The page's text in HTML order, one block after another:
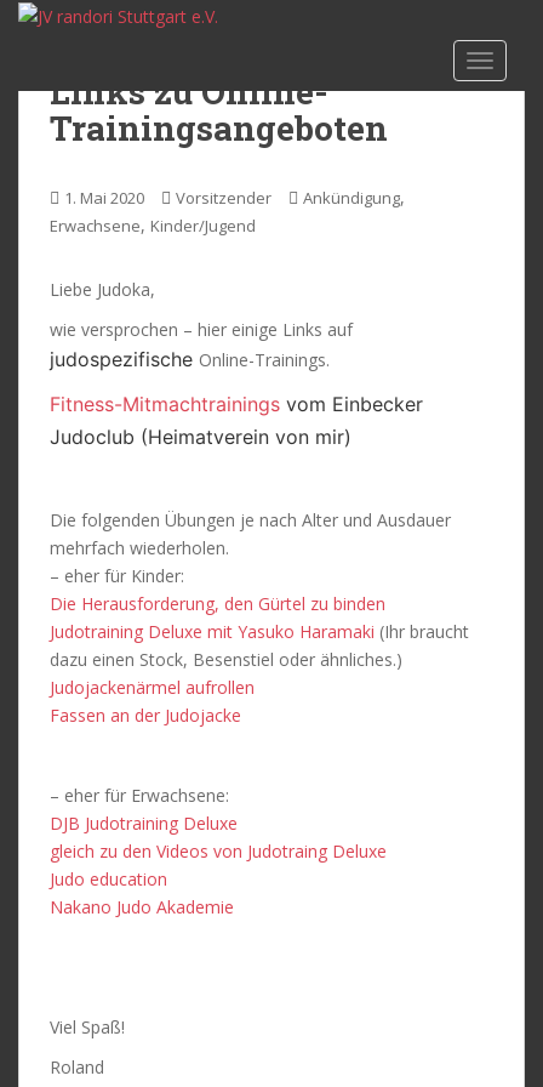
Links zu Online-
Trainingsangeboten
1. Mai 2020 Vorsitzender Ankündigung,
Erwachsene, Kinder/Jugend
Liebe Judoka,
wie versprochen – hier einige Links auf
judospezifische Online-Trainings.
Fitness-Mitmachtrainings vom Einbecker
Judoclub (Heimatverein von mir)
Die folgenden Übungen je nach Alter und Ausdauer
mehrfach wiederholen.
– eher für Kinder:
Die Herausforderung, den Gürtel zu binden
Judotraining Deluxe mit Yasuko Haramaki (Ihr braucht
dazu einen Stock, Besenstiel oder ähnliches.)
Judojackenärmel aufrollen
Fassen an der Judojacke
– eher für Erwachsene:
DJB Judotraining Deluxe
gleich zu den Videos von Judotraing Deluxe
Judo education
Nakano Judo Akademie
Viel Spaß!
Roland